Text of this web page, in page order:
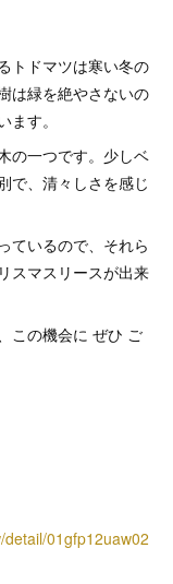
トドマツは寒い冬の
は緑を絶やさないの
す。
の一つです。少しベ
で、清々しさを感じ
ているので、それら
スマスリースが出来
この機会に ぜひ ご
01gfp12uaw02